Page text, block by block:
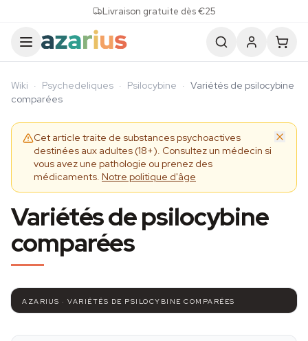
Livraison gratuite dès €25
Wiki · Psychedeliques · Psilocybine · Variétés de psilocybine
comparées
Cet article traite de substances psychoactives
destinées aux adultes (18+). Consultez un médecin si
vous avez une pathologie ou prenez des
médicaments. Notre politique d'âge
Variétés de psilocybine
comparées
AZARIUS · VARIÉTÉS DE PSILOCYBINE COMPARÉES